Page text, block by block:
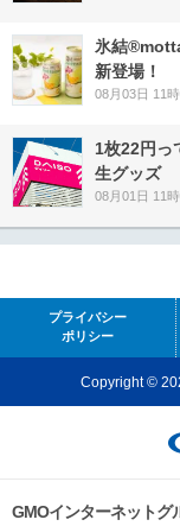
氷結
新登場！
08月03日 11
1枚22円っ
生グッズ
08月01日 11
プライバシー
ポリシー
Copyright ©
GMOインターネットグ